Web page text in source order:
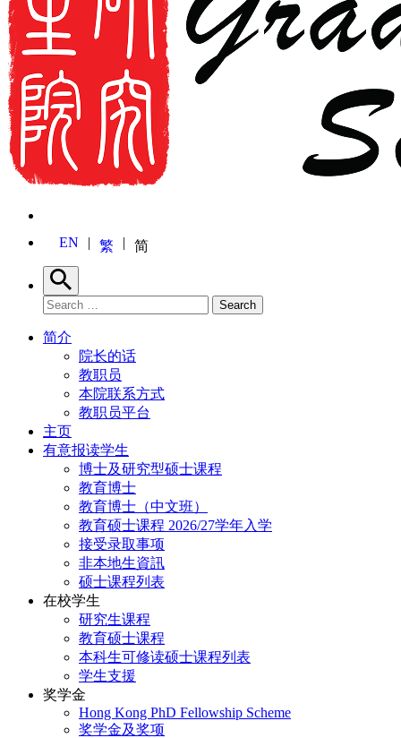
EN 繁 简
Search
Search for: Search
简介
院长的话
教职员
本院联系方式
教职员平台
主页
有意报读学生
博士及研究型硕士课程
教育博士
教育博士（中文班）
教育硕士课程 2026/27学年入学
接受录取事项
非本地生資訊
硕士课程列表
在校学生
研究生课程
教育硕士课程
本科生可修读硕士课程列表
学生支援
奖学金
Hong Kong PhD Fellowship Scheme
奖学金及奖项